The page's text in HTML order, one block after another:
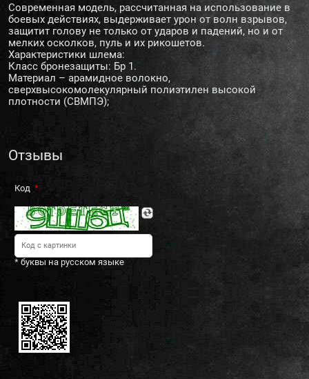
Современная модель, рассчитанная на использование в
боевых действиях, выдерживает урон от волн взрывов,
защитит голову не только от ударов и падений, но и от
мелких осколков, пуль и их рикошетов.
Характеристики шлема:
Класс бронезащиты: Бр 1.
Материал – арамидное волокно,
сверхвысокомолекулярный полиэтилен высокой
плотности (СВМПЭ);
Отзывы
Код
* буквы на русском языке